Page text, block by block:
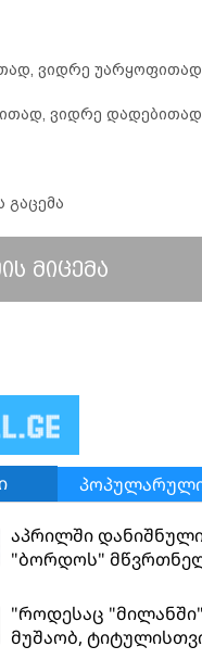
ვიდრე უარყოფითად
ვიდრე დადებითად
გაცემა
მიცემა